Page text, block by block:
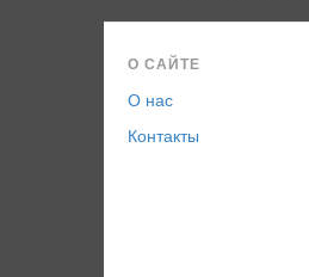
О САЙТЕ
О нас
Контакты